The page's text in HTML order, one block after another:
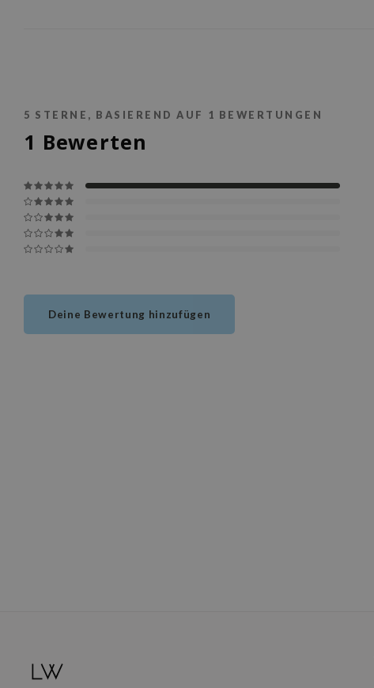
5 STERNE, BASIEREND AUF 1 BEWERTUNGEN
1 Bewerten
Deine Bewertung hinzufügen